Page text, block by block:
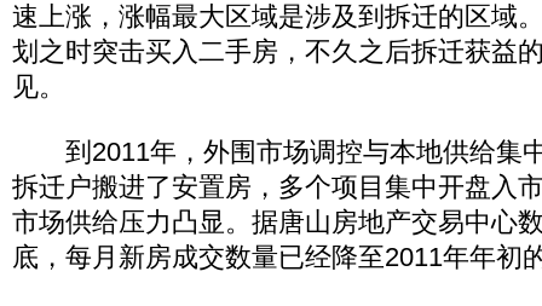
速上涨，涨幅最大区域是涉及到拆迁的区域
划之时突击买入二手房，不久之后拆迁获益
见。
到2011年，外围市场调控与本地供给集
拆迁户搬进了安置房，多个项目集中开盘入
市场供给压力凸显。据唐山房地产交易中心
底，每月新房成交数量已经降至2011年年初